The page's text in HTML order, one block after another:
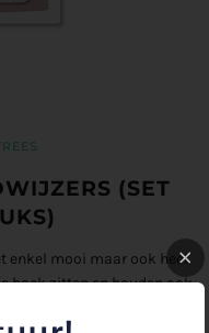
(SET
enkel mooi maar ook heel
boek zitten en houden ook